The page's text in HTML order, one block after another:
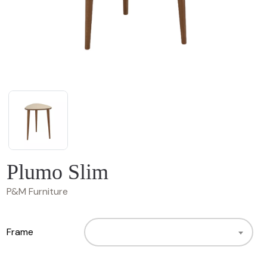
Plumo Slim
P&M Furniture
Frame